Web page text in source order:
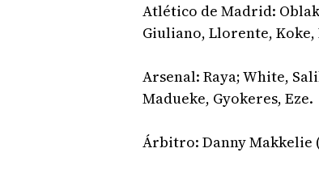
Atlético de Madrid:
Giuliano, Llorente, Koke,
Arsenal: Raya; White,
Madueke, Gyokeres, Eze.
Árbitro: Danny Makkelie